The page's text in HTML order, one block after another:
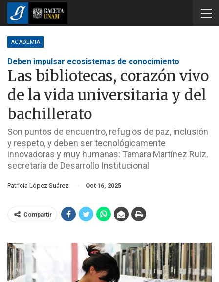
ACADEMIA
Deben impulsar ecosistemas de conocimiento
Las bibliotecas, corazón vivo
de la vida universitaria y del
bachillerato
Son puntos de encuentro, refugios de paz, inclusión
y respeto, y deben ser tecnológicamente
innovadoras y muy humanas: Tamara Martínez Ruiz,
secretaria de Desarrollo Institucional
Patricia López Suárez Oct 16, 2025
Compartir